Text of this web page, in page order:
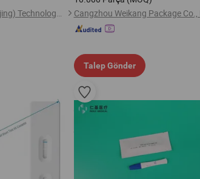
Eastern Medical (Beijing) Technology Co., Ltd
Cangzhou Weikang Package
Talep Gönder